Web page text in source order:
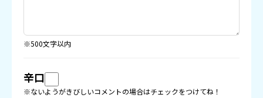
※500文字以内
辛口
※ないようがきびしいコメントの場合はチェックをつけてね！